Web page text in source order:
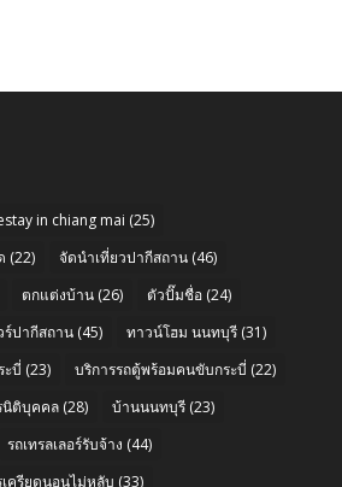
in chiang mai (25)
(22) จัดนำเที่ยวปากีสถาน (46)
ตกแต่งบ้าน (26) ตัวปั๊มชื่อ (24)
ร์ปากีสถาน (45) ทาวน์โฮม นนทบุรี (31)
ะบี่ (23) บริการรถตู้พร้อมคนขับกระบี่ (22)
นิติบุคคล (28) บ้านนนทบุรี (23)
รถเทรลเลอร์รับจ้าง (44)
ครียดนอนไม่หลับ (33)